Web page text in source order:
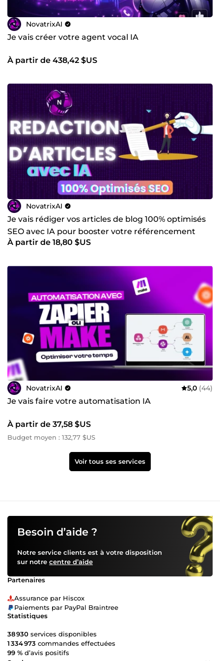
NovatrixAI
Je vais créer votre agent vocal IA
À partir de 438,42 $US
NovatrixAI
Je vais rédiger vos articles de blog 100% optimisés
SEO avec IA pour booster votre référencement
À partir de 18,80 $US
NovatrixAI 5,0 (44)
Je vais faire votre automatisation IA
À partir de 37,58 $US
Budget moyen : 132,77 $US
Voir tous ses services
Besoin d’aide ?
Notre service clients est à votre disposition
sur notre centre d’aide
Partenaires
Assurance par Hiscox
Paiements par PayPal Braintree
Statistiques
38 930 services disponibles
1 334 973 commandes effectuées
99 % d’avis positifs